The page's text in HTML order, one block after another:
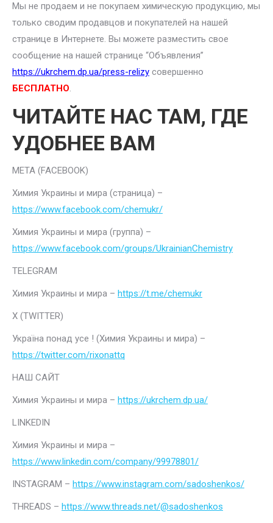
Мы не продаем и не покупаем химическую продукцию, мы
только сводим продавцов и покупателей на нашей
странице в Интернете. Вы можете разместить свое
сообщение на нашей странице “Объявления”
https://ukrchem.dp.ua/press-relizy совершенно
БЕСПЛАТНО.
ЧИТАЙТЕ НАС ТАМ, ГДЕ
УДОБНЕЕ ВАМ
META (FACEBOOK)
Химия Украины и мира (страница) –
https://www.facebook.com/chemukr/
Химия Украины и мира (группа) –
https://www.facebook.com/groups/UkrainianChemistry
TELEGRAM
Химия Украины и мира – https://t.me/chemukr
Х (TWITTER)
Україна понад усе ! (Химия Украины и мира) –
https://twitter.com/rixonattq
НАШ САЙТ
Химия Украины и мира – https://ukrchem.dp.ua/
LINKEDIN
Химия Украины и мира –
https://www.linkedin.com/company/99978801/
INSTAGRAM – https://www.instagram.com/sadoshenkos/
THREADS – https://www.threads.net/@sadoshenkos